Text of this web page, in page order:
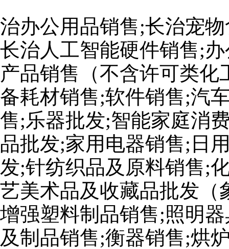
治办公用品销售;长治宠
长治人工智能硬件销售;
产品销售（不含许可类
备耗材销售;软件销售;汽
售;乐器批发;智能家庭消
品批发;家用电器销售;日
发;针纺织品及原料销售;
艺美术品及收藏品批发（
增强塑料制品销售;照明
及制品销售;衡器销售;烘